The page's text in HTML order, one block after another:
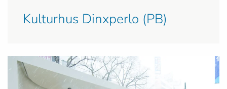
Kulturhus Dinxperlo (PB)